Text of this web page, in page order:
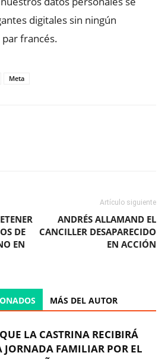
digitales sin ningún
par francés.
Meta
DE
EN
Artículo siguiente
ANDRÉS ALLAMAND EL
CANCILLER DESAPARECIDO
EN ACCIÓN
MÁS DEL AUTOR
LA CASTRINA RECIBIRÁ
JORNADA FAMILIAR POR EL